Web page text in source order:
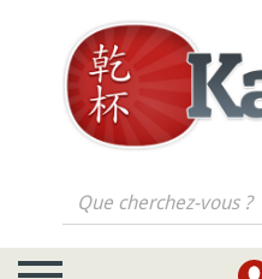
Que cherchez-vous ?